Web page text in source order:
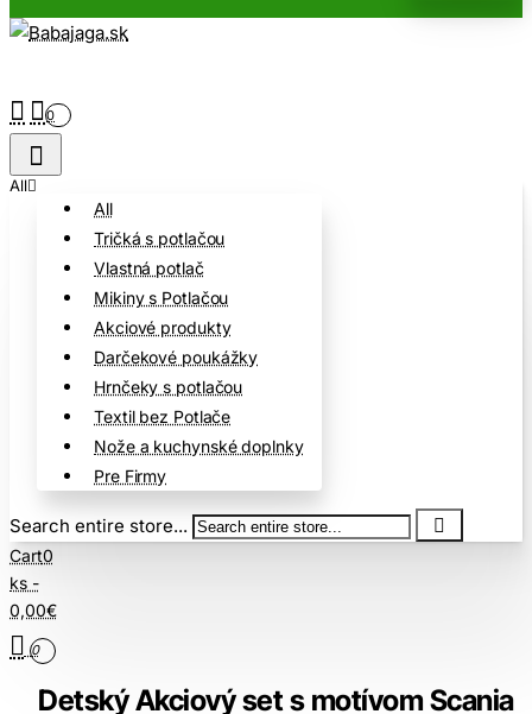
0
All
All
Tričká s potlačou
Vlastná potlač
Mikiny s Potlačou
Akciové produkty
Darčekové poukážky
Hrnčeky s potlačou
Textil bez Potlače
Nože a kuchynské doplnky
Pre Firmy
Search entire store...
Cart0
ks -
0,00€
0
Detský Akciový set s motívom Scania